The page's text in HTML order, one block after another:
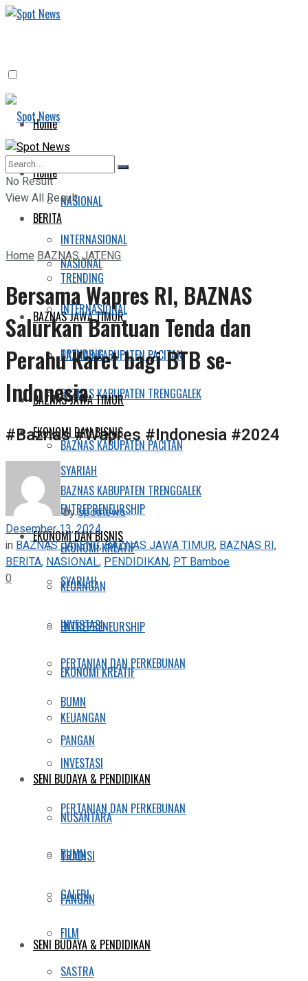
Home
BERITA
NASIONAL
INTERNASIONAL
TRENDING
BAZNAS JAWA TIMUR
BAZNAS KABUPATEN PACITAN
BAZNAS KABUPATEN TRENGGALEK
EKONOMI DAN BISNIS
SYARIAH
ENTREPRENEURSHIP
EKONOMI KREATIF
KEUANGAN
INVESTASI
PERTANIAN DAN PERKEBUNAN
BUMN
PANGAN
SENI BUDAYA & PENDIDIKAN
NUSANTARA
TRADISI
GALERI
FILM
SASTRA
Home
BERITA
NASIONAL
INTERNASIONAL
TRENDING
BAZNAS JAWA TIMUR
BAZNAS KABUPATEN PACITAN
BAZNAS KABUPATEN TRENGGALEK
EKONOMI DAN BISNIS
SYARIAH
ENTREPRENEURSHIP
EKONOMI KREATIF
KEUANGAN
INVESTASI
PERTANIAN DAN PERKEBUNAN
BUMN
PANGAN
SENI BUDAYA & PENDIDIKAN
No Result
View All Result
HomeBAZNAS JATENG
Bersama Wapres RI, BAZNAS
Salurkan Bantuan Tenda dan
Perahu Karet bagi BTB se-
Indonesia
#Baznas #Wapres #Indonesia #2024
byspotnews
Desember 13, 2024
in BAZNAS JATENG,BAZNAS JAWA TIMUR, BAZNAS RI,
BERITA, NASIONAL, PENDIDIKAN, PT Bamboe
0